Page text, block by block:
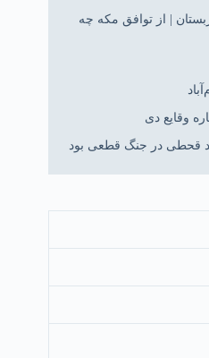
| از توافق مکه چه
وقایع دی
قحطی در جنگ قطعی بود